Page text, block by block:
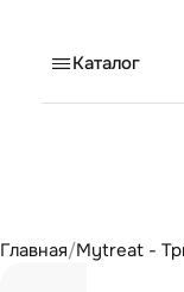
Каталог
Главная/Mytreat -